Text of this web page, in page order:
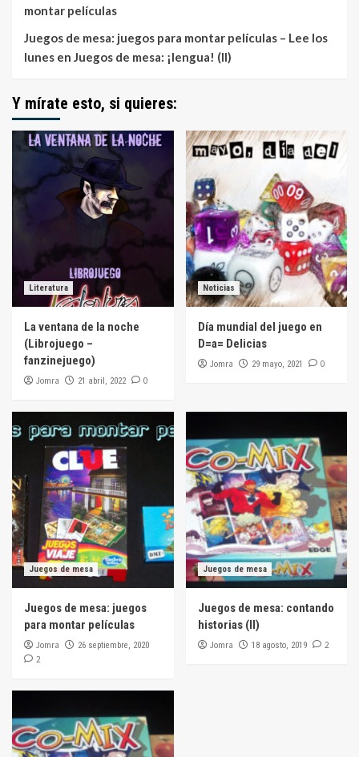
montar películas
Juegos de mesa: juegos para montar películas – Lee los
lunes en Juegos de mesa: ¡lengua! (II)
Y mírate esto, si quieres:
Literatura
La ventana de la noche
(Librojuego –
fanzinejuego)
Jomra 21 abril, 2022 0
Noticias
Día mundial del juego en
D=a= Delicias
Jomra 29 mayo, 2021 0
Juegos de mesa
Juegos de mesa: juegos
para montar películas
Jomra 26 septiembre, 2020
2
Juegos de mesa
Juegos de mesa: contando
historias (II)
Jomra 18 agosto, 2019 2